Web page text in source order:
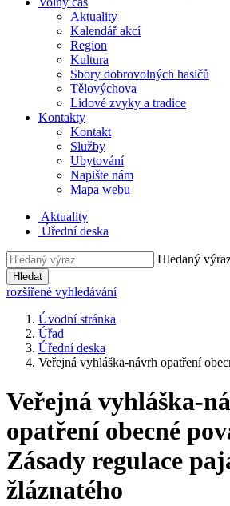
Aktuality
Kalendář akcí
Region
Kultura
Sbory dobrovolných hasičů
Tělovýchova
Lidové zvyky a tradice
Kontakty
Kontakt
Služby
Ubytování
Napište nám
Mapa webu
Aktuality
Úřední deska
Hledaný
Hledat
rozšířené vyhledávání
Úvodní stránka
Úřad
Úřední deska
Veřejná vyhláška-návrh opatření
Veřejná vyhláška-
opatření obecné
Zásady regulace
žláznatého